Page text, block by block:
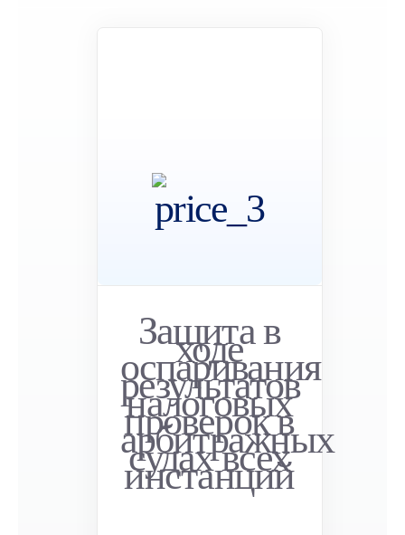
Защита в
ходе
оспаривания
результатов
налоговых
проверок в
арбитражных
судах всех
инстанций